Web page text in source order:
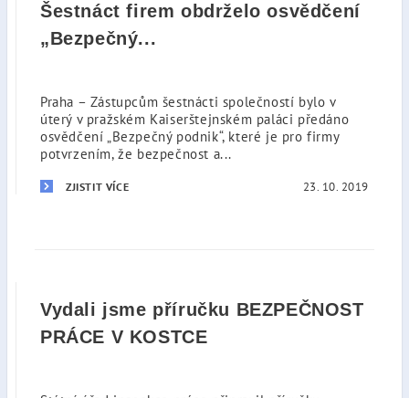
Šestnáct firem obdrželo osvědčení
„Bezpečný...
Praha – Zástupcům šestnácti společností bylo v
úterý v pražském Kaiserštejnském paláci předáno
osvědčení „Bezpečný podnik“, které je pro firmy
potvrzením, že bezpečnost a...
ZJISTIT VÍCE 23. 10. 2019
Vydali jsme příručku BEZPEČNOST
PRÁCE V KOSTCE